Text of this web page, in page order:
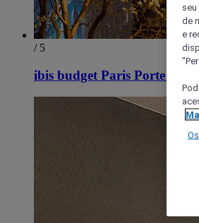
/ 5
ibis budget Paris Porte de
de
e